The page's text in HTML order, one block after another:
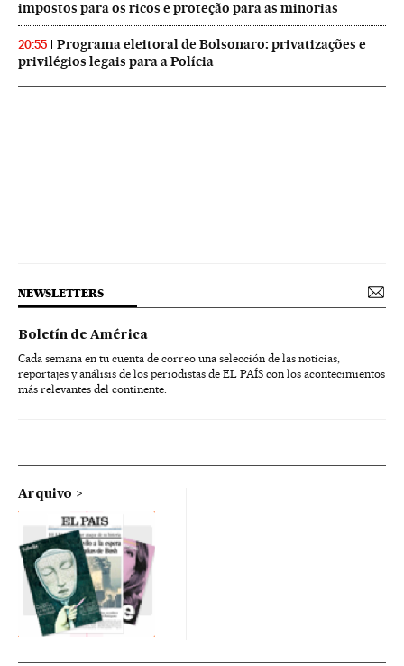
impostos para os ricos e proteção para as minorias
20:55
Programa eleitoral de Bolsonaro: privatizações e
privilégios legais para a Polícia
NEWSLETTERS
Boletín de América
Cada semana en tu cuenta de correo una selección de las noticias,
reportajes y análisis de los periodistas de EL PAÍS con los acontecimientos
más relevantes del continente.
Arquivo